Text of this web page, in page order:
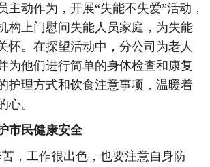
主动作为，开展“失能不失爱”活动，
构上门慰问失能人员家庭，为失能
怀。在探望活动中，分公司为老人
为他们进行简单的身体检查和康复
护理方式和饮食注意事项，温暖着
心。
市民健康安全
工作很出色，也要注意自身防